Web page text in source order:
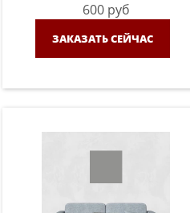
600 руб
ЗАКАЗАТЬ СЕЙЧАС